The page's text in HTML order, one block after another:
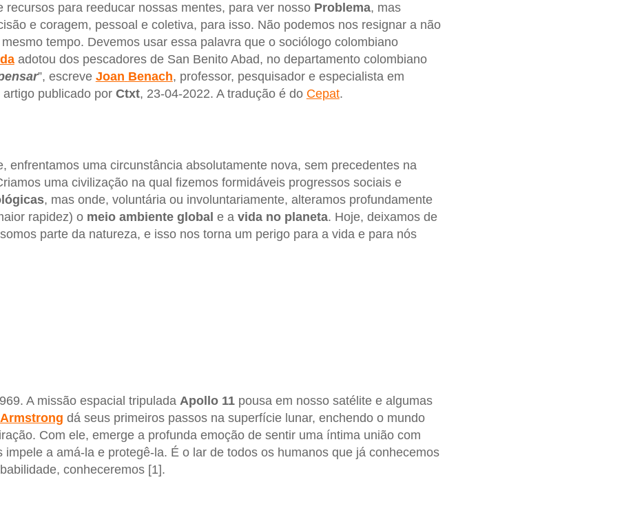
recursos para reeducar nossas mentes, para ver nosso Problema, mas
e coragem, pessoal e coletiva, para isso. Não podemos nos resignar a não
tempo. Devemos usar essa palavra que o sociólogo colombiano
adotou dos pescadores de San Benito Abad, no departamento colombiano
”, escreve Joan Benach, professor, pesquisador e especialista em
publicado por Ctxt, 23-04-2022. A tradução é do Cepat.
enfrentamos uma circunstância absolutamente nova, sem precedentes na
uma civilização na qual fizemos formidáveis progressos sociais e
, mas onde, voluntária ou involuntariamente, alteramos profundamente
rapidez) o meio ambiente global e a vida no planeta. Hoje, deixamos de
parte da natureza, e isso nos torna um perigo para a vida e para nós
A missão espacial tripulada Apollo 11pousa em nosso satélite e algumas
Armstrong dá seus primeiros passos na superfície lunar, enchendo o mundo
Com ele, emerge a profunda emoção de sentir uma íntima união com
impele a amá-la e protegê-la. É o lar de todos os humanos que já conhecemos
conheceremos [1].